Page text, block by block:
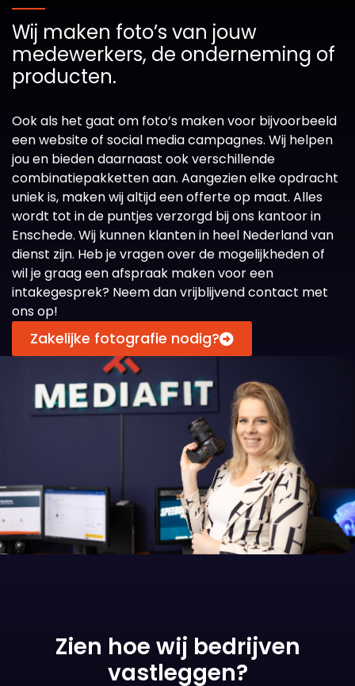
Wij maken foto’s van jouw
medewerkers, de onderneming of
producten.
Ook als het gaat om foto’s maken voor bijvoorbeeld
een website of social media campagnes. Wij helpen
jou en bieden daarnaast ook verschillende
combinatiepakketten aan. Aangezien elke opdracht
uniek is, maken wij altijd een offerte op maat. Alles
wordt tot in de puntjes verzorgd bij ons kantoor in
Enschede. Wij kunnen klanten in heel Nederland van
dienst zijn. Heb je vragen over de mogelijkheden of
wil je graag een afspraak maken voor een
intakegesprek? Neem dan vrijblijvend contact met
ons op!
Zakelijke fotografie nodig?
Zien hoe wij bedrijven
vastleggen?